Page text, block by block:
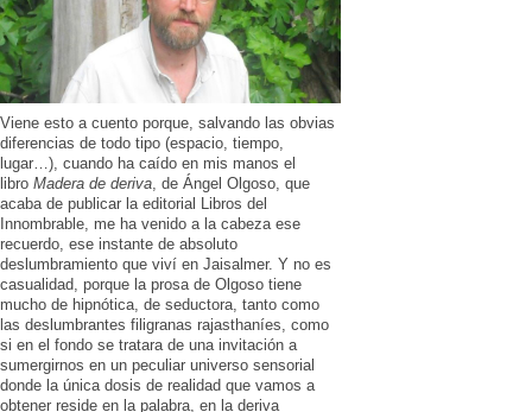
Viene esto a cuento porque, salvando las obvias
diferencias de todo tipo (espacio, tiempo,
lugar…), cuando ha caído en mis manos el
libro Madera de deriva , de Ángel Olgoso, que
acaba de publicar la editorial Libros del
Innombrable, me ha venido a la cabeza ese
recuerdo, ese instante de absoluto
deslumbramiento que viví en Jaisalmer. Y no es
casualidad, porque la prosa de Olgoso tiene
mucho de hipnótica, de seductora, tanto como
las deslumbrantes filigranas rajasthaníes, como
si en el fondo se tratara de una invitación a
sumergirnos en un peculiar universo sensorial
donde la única dosis de realidad que vamos a
obtener reside en la palabra, en la deriva